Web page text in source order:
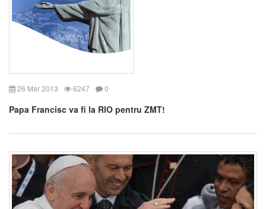
26 Mar 2013 6247 0
Papa Francisc va fi la RIO pentru ZMT!